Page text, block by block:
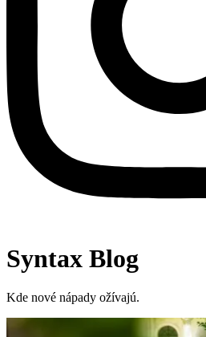
Syntax Blog
Kde nové nápady ožívajú.